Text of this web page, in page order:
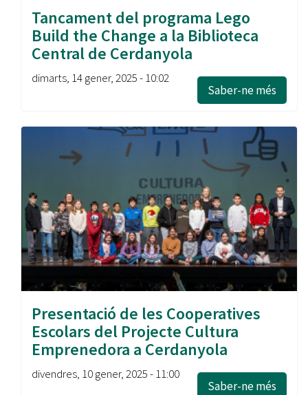
Tancament del programa Lego
Build the Change a la Biblioteca
Central de Cerdanyola
dimarts, 14 gener, 2025 - 10:02
Saber-ne més
Presentació de les Cooperatives
Escolars del Projecte Cultura
Emprenedora a Cerdanyola
divendres, 10 gener, 2025 - 11:00
Saber-ne més